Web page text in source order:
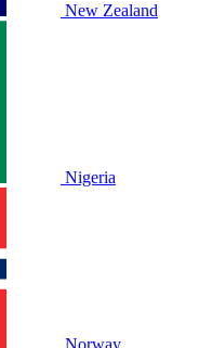
New Zealand
Nigeria
Norway